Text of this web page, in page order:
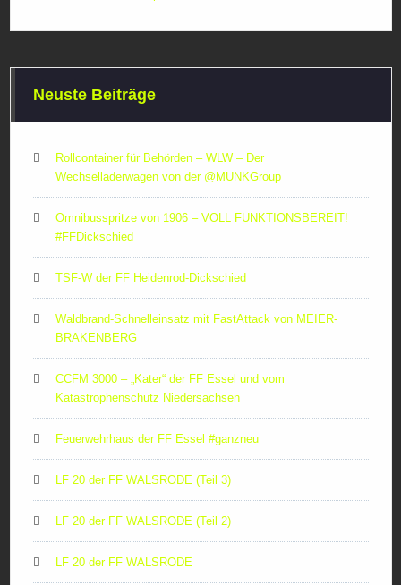
Neuste Beiträge
Rollcontainer für Behörden – WLW – Der
Wechselladerwagen von der ‪@MUNKGroup‬
Omnibusspritze von 1906 – VOLL FUNKTIONSBEREIT!
#FFDickschied
TSF-W der FF Heidenrod-Dickschied
Waldbrand-Schnelleinsatz mit FastAttack von MEIER-
BRAKENBERG
CCFM 3000 – „Kater“ der FF Essel und vom
Katastrophenschutz Niedersachsen
Feuerwehrhaus der FF Essel #ganzneu
LF 20 der FF WALSRODE (Teil 3)
LF 20 der FF WALSRODE (Teil 2)
LF 20 der FF WALSRODE